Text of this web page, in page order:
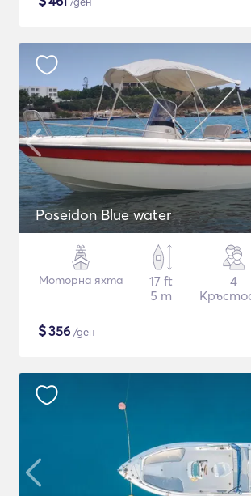
Poseidon Blue water
Моторна яхта
17 ft
5 m
4
$356 /ден